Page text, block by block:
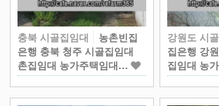
충북 시골집임대
농촌빈집
은행 충북 청주 시골집임대
촌집임대 농가주택임대…
강원도 시
집은행 강
집임대 농